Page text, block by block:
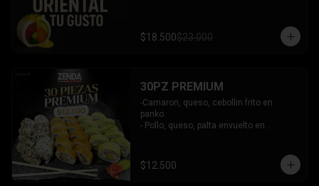
$18.500$23.000
30PZ PREMIUM
-Camaron, queso, cebollin frito en
panko.
- Pollo, queso, palta envuelto en
palta.
INCLUYE: 3 SALSAS - 2 PALITOS
$12.500